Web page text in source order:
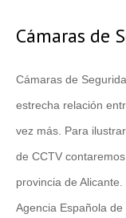
Cámaras de
Cámaras de
estrecha relación
vez más. Para
de CCTV
provincia de
Agencia Española